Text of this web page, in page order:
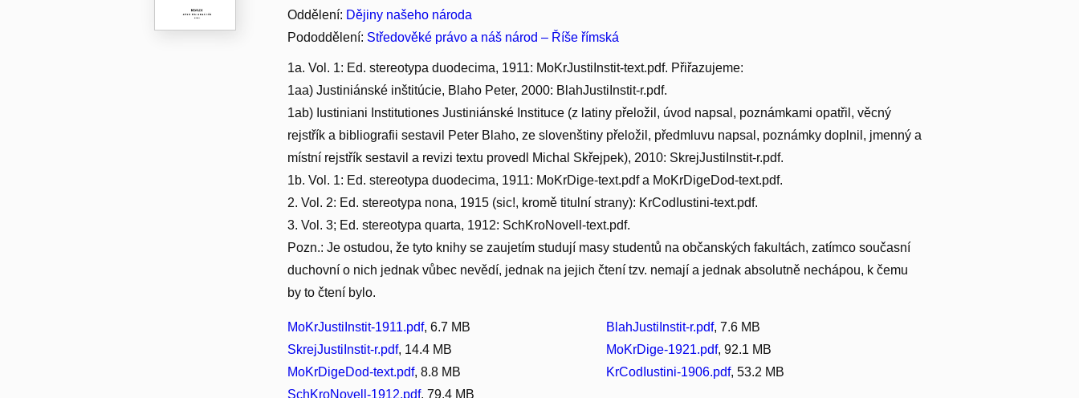
Oddělení: Dějiny našeho národa
Pododdělení: Středověké právo a náš národ – Říše římská
1a. Vol. 1: Ed. stereotypa duodecima, 1911: MoKrJustiInstit-text.pdf. Přiřazujeme:
1aa) Justiniánské inštitúcie, Blaho Peter, 2000: BlahJustiInstit-r.pdf.
1ab) Iustiniani Institutiones Justiniánské Instituce (z latiny přeložil, úvod napsal, poznámkami opatřil, věcný
rejstřík a bibliografii sestavil Peter Blaho, ze slovenštiny přeložil, předmluvu napsal, poznámky doplnil, jmenný a
místní rejstřík sestavil a revizi textu provedl Michal Skřejpek), 2010: SkrejJustiInstit-r.pdf.
1b. Vol. 1: Ed. stereotypa duodecima, 1911: MoKrDige-text.pdf a MoKrDigeDod-text.pdf.
2. Vol. 2: Ed. stereotypa nona, 1915 (sic!, kromě titulní strany): KrCodIustini-text.pdf.
3. Vol. 3; Ed. stereotypa quarta, 1912: SchKroNovell-text.pdf.
Pozn.: Je ostudou, že tyto knihy se zaujetím studují masy studentů na občanských fakultách, zatímco současní
duchovní o nich jednak vůbec nevědí, jednak na jejich čtení tzv. nemají a jednak absolutně nechápou, k čemu
by to čtení bylo.
MoKrJustiInstit-1911.pdf, 6.7 MB BlahJustiInstit-r.pdf, 7.6 MB
SkrejJustiInstit-r.pdf, 14.4 MB MoKrDige-1921.pdf, 92.1 MB
MoKrDigeDod-text.pdf, 8.8 MB KrCodIustini-1906.pdf, 53.2 MB
SchKroNovell-1912.pdf, 79.4 MB